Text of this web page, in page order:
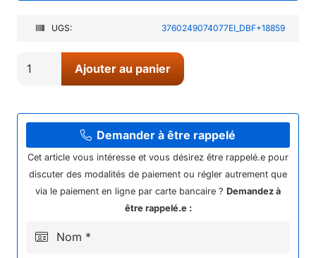
UGS: 3760249074077EI_DBF+18859
BATTERIE
HJTX5L-
FPZ
KAYO
Ajouter au panier
Demander à être rappelé
Cet article vous intéresse et vous désirez être rappelé.e pour
discuter des modalités de paiement ou régler autrement que
via le paiement en ligne par carte bancaire ? Demandez à
être rappelé.e :
Nom *